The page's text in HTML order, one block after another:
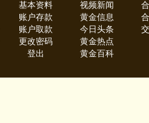
基本资料
账户存款
账户取款
更改密码
登出
视频新闻
黄金信息
今日头条
黄金热点
黄金百科